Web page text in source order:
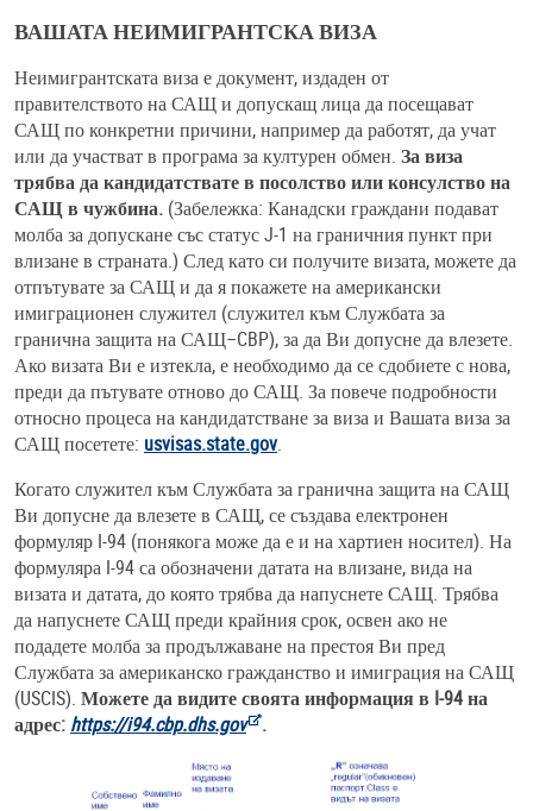
ВАШАТА НЕИМИГРАНТСКА ВИЗА
Неимигрантската виза е документ, издаден от
правителството на САЩ и допускащ лица да посещават
САЩ по конкретни причини, например да работят, да учат
или да участват в програма за културен обмен. За виза
трябва да кандидатствате в посолство или консулство на
САЩ в чужбина. (Забележка: Канадски граждани подават
молба за допускане със статус J-1 на граничния пункт при
влизане в страната.) След като си получите визата, можете да
отпътувате за САЩ и да я покажете на американски
имиграционен служител (служител към Службата за
гранична защита на САЩ–CBP), за да Ви допусне да влезете.
Ако визата Ви е изтекла, е необходимо да се сдобиете с нова,
преди да пътувате отново до САЩ. За повече подробности
относно процеса на кандидатстване за виза и Вашата виза за
САЩ посетете: usvisas.state.gov.
Когато служител към Службата за гранична защита на САЩ
Ви допусне да влезете в САЩ, се създава електронен
формуляр I-94 (понякога може да е и на хартиен носител). На
формуляра I-94 са обозначени датата на влизане, вида на
визата и датата, до която трябва да напуснете САЩ. Трябва
да напуснете САЩ преди крайния срок, освен ако не
подадете молба за продължаване на престоя Ви пред
Службата за американско гражданство и имиграция на САЩ
(USCIS). Можете да видите своята информация в I-94 на
адрес: https://i94.cbp.dhs.gov .